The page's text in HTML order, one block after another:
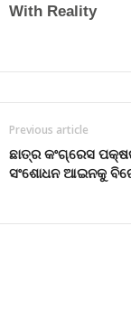
Previous article
ଛାତ୍ର କଂଗ୍ରେସ
ସଂଶୋଧନ ଆଇନକୁ